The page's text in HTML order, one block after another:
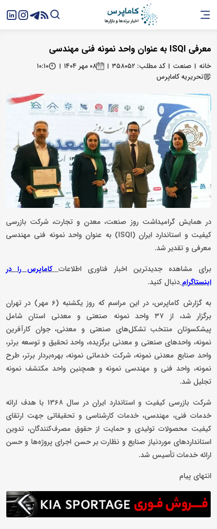
معرفی ISQI به عنوان واحد نمونه فنی مهندسی
خانه صنعت کد مطلب: ۳۵۸۰۵۲ ۰۸ مهر ۱۴۰۴
۱۰:۱۰
تحریریه کاماپرس
در همایش گرامیداشت روز صنعت، معدن و تجارت، شرکت بازرسی
کیفیت و استاندارد ایران (ISQI) به عنوان واحد نمونه فنی مهندسی
معرفی و تقدیر شد.
برای مشاهده جدیدترین اخبار فناوری اطلاعات کاماپرس را در
اینستاگرام دنبال کنید.
به گزارش کاماپرس، در این مراسم که روز یکشنبه (6 مهر) در تهران
برگزار شد، از ۳۷ واحد نمونه صنعتی و معدنی استان شامل
پیشکسوتان منتخب تشکل‌های صنعتی و معدنی، جوان کارآفرین
نمونه، واحدهای صنعتی و معدنی برگزیده، واحد تحقیق و توسعه برتر،
واحد صنایع معدنی نمونه، شرکت خدماتی نمونه، بهره‌بردار برتر، طرح
نمونه، واحد فنی و مهندسی نمونه و همچنین واحد مکتشف نمونه
تجلیل شد.
شرکت بازرسی کیفیت و استاندارد ایران در سال 1368 با هدف ارائه
خدمات فنی، مهندسی، خدمات کارشناسی و تحقیقاتی جهت ارتقای
کیفیت محصولات تولیدی و حمایت از حقوق مصرف‌کنندگان، تدوین
استانداردهای موردنیاز صنایع و نظارت بر حسن اجرای پروژه‌ها و حسن
ارائه خدمات تأسیس شد.
انتهای پیام